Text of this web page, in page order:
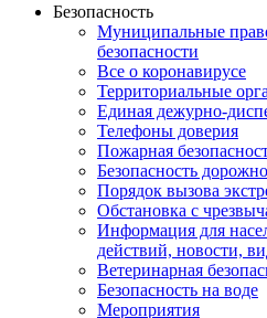
Безопасность
Муниципальные
безопасности
Все о коронавирусе
Территориальные
Единая дежурно-
Телефоны доверия
Пожарная
Безопасность
Порядок вызова
Обстановка с
Информация для
действий, новости,
Ветеринарная
Безопасность на воде
Мероприятия